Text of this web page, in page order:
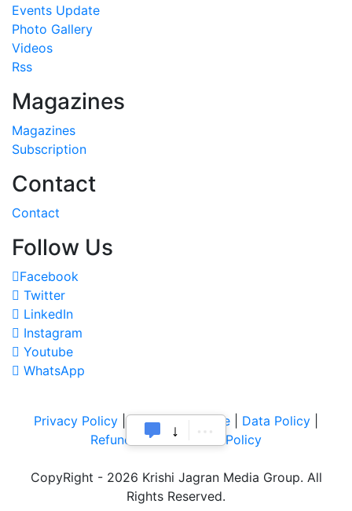
Events Update
Photo Gallery
Videos
Rss
Magazines
Magazines
Subscription
Contact
Contact
Follow Us
Facebook
Twitter
LinkedIn
Instagram
Youtube
WhatsApp
Privacy Policy |Terms of Service Data Policy
Refund & Cancellation Policy
CopyRight - 2026 Krishi Jagran Media Group. All
Rights Reserved.